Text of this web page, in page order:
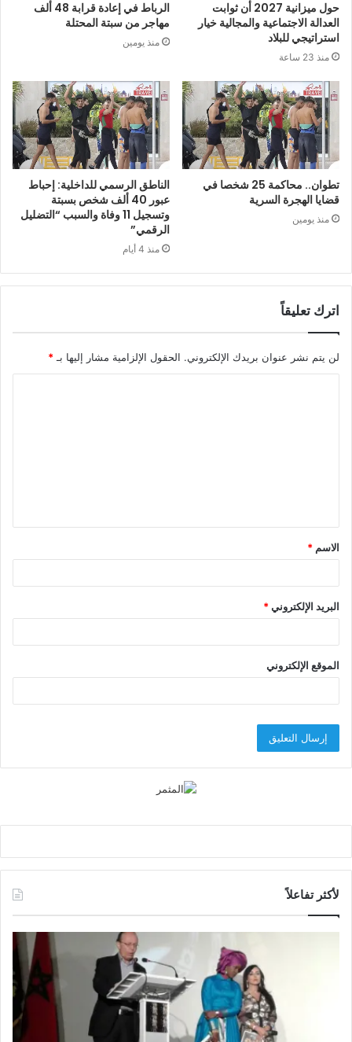
حول ميزانية 2027 أن ثوابت
العدالة الاجتماعية والمجالية خيار
استراتيجي للبلاد
منذ 23 ساعة
الرباط في إعادة قرابة 48 ألف
مهاجر من سبتة المحتلة
منذ يومين
تطوان.. محاكمة 25 شخصا في
قضايا الهجرة السرية
منذ يومين
الناطق الرسمي للداخلية: إحباط
عبور 40 ألف شخص بسبتة
وتسجيل 11 وفاة والسبب “التضليل
الرقمي”
منذ 4 أيام
اترك تعليقاً
لن يتم نشر عنوان بريدك الإلكتروني. الحقول الإلزامية مشار إليها بـ *
ق
*
الاسم *
البريد الإلكتروني*
الموقع الإلكتروني
لأكثر تفاعلاً